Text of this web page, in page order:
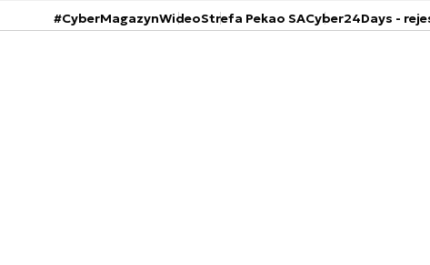
#CyberMagazynWideoStrefa Pekao SACyber24Days -